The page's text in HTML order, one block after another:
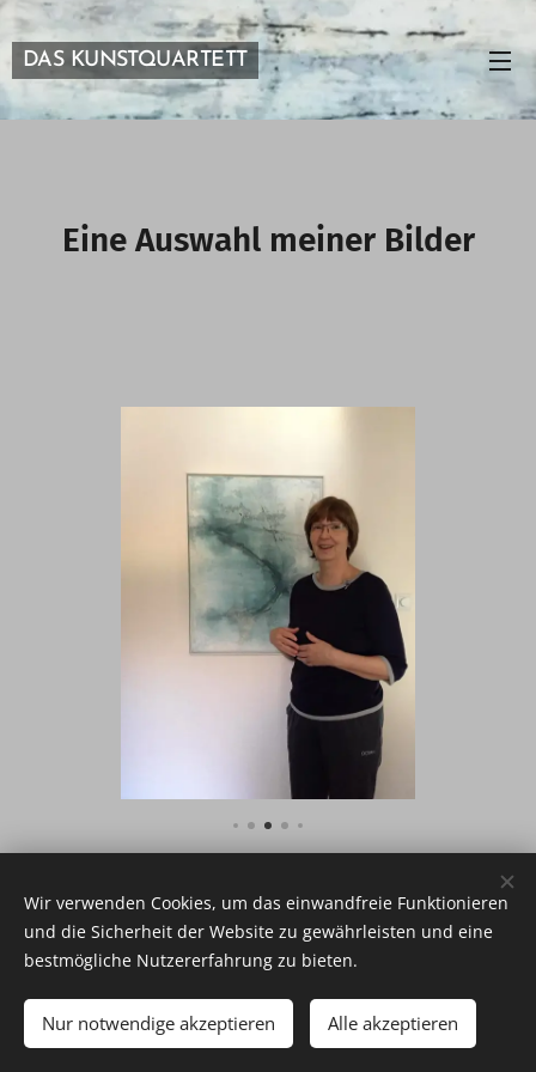
DAS KUNSTQUARTETT
Eine Auswahl meiner Bilder
© 2019 DAS KUNSTQUARTETT
Unterstützt vonWebnode Cookies
Wir verwenden Cookies, um das einwandfreie Funktionieren
und die Sicherheit der Website zu gewährleisten und eine
bestmögliche Nutzererfahrung zu bieten.
Nur notwendige akzeptieren Alle akzeptieren